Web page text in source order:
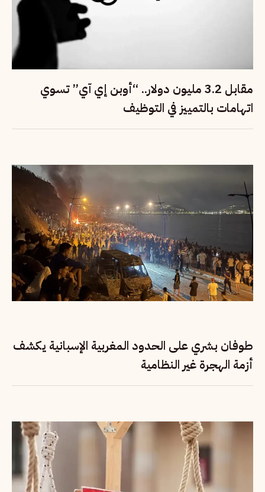
مقابل 3.2 مليون دولار.. “أوبن إي آي” تسوي
اتهامات بالتمييز في التوظيف
طوفان بشري على الحدود المغربية الإسبانية يكشف
أزمة الهجرة غير النظامية